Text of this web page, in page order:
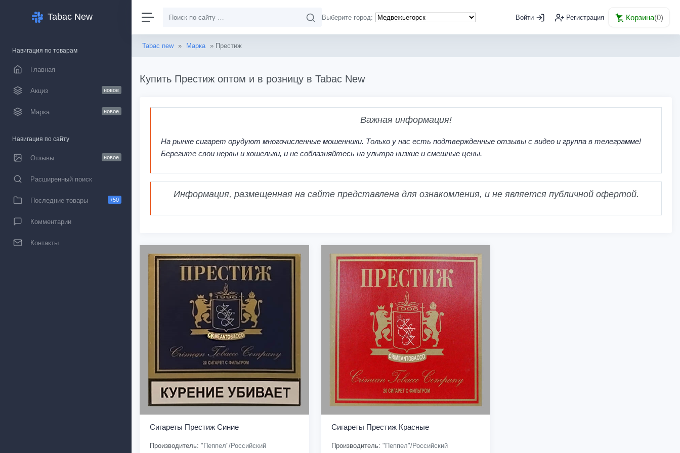
Tabac New
Навигация по товарам
Главная
Акциз новое
Марка новое
Навигация по сайту
Отзывы новое
Расширенный поиск
Последние товары +50
Комментарии
Контакты
Выберите город: Войти Регистрация Корзина(0)
Tabac new » Марка » Престиж
Купить Престиж оптом и в розницу в Tabac New
Важная информация!
На рынке сигарет орудуют многочисленные мошенники. Только у нас есть подтвержденные отзывы с видео и группа в телеграмме!
Берегите свои нервы и кошельки, и не соблазняйтесь на ультра низкие и смешные цены.
Информация, размещенная на сайте представлена для ознакомления, и не является публичной офертой.
Сигареты Престиж Синие
Производитель: "Пеппел"/Российский
Сигареты Престиж Красные
Производитель: "Пеппел"/Российский